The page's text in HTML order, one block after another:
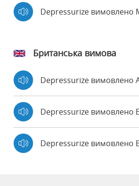
Depressurize вимовлено
Британська вимова
Depressurize вимовлено
Depressurize вимовлено
Depressurize вимовлено